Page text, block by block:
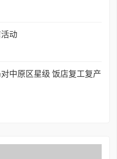
动
中原区星级 饭店复工复产